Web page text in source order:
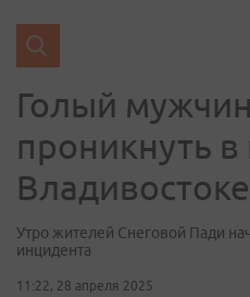
Голый
проникнуть
Владивостоке
Утро жителей Снеговой Пади
инцидента
11:22, 28 апреля 2025